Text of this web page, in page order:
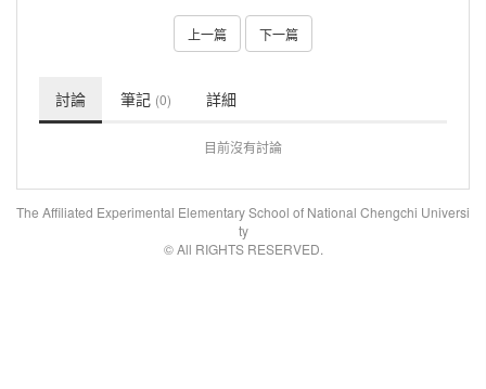
上一篇 下一篇
討論 筆記 (0) 詳細
目前沒有討論
The Affiliated Experimental Elementary School of National Chengchi Universi
ty
© All RIGHTS RESERVED.